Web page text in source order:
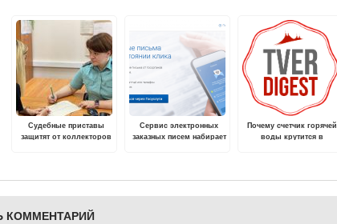
Судебные приставы
защитят от коллекторов
Сервис электронных
заказных писем набирает
Почему счетчик горячей
воды крутится в
клапан
КОММЕНТАРИЙ